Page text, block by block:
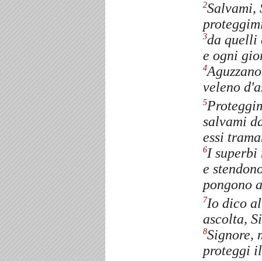
2Salvami,
3da quelli
e ogni
4
veleno
5
salvami
essi
6I superbi
e
pongono
7Io dico
ascolta,
8Signore,
proteggi